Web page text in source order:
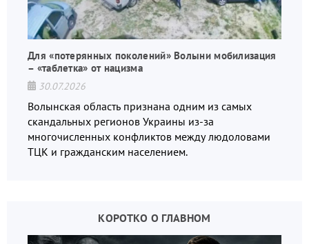
Для «потерянных поколений» Волыни мобилизация
– «таблетка» от нацизма
30.07.2026
Волынская область признана одним из самых
скандальных регионов Украины из-за
многочисленных конфликтов между людоловами
ТЦК и гражданским населением.
КОРОТКО О ГЛАВНОМ